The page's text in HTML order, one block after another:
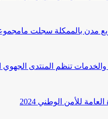
والخدمات تنظم المنتدى
للأمن الوطني 2024